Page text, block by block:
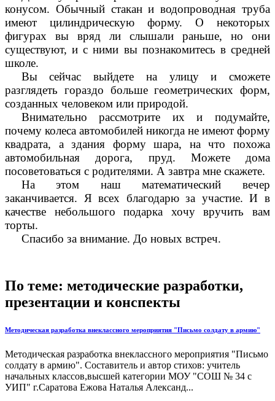
конусом. Обычный стакан и водопроводная труба
имеют цилиндрическую форму. О некоторых
фигурах вы вряд ли слышали раньше, но они
существуют, и с ними вы познакомитесь в средней
школе.
Вы сейчас выйдете на улицу и сможете
разглядеть гораздо больше геометрических форм,
созданных человеком или природой.
Внимательно рассмотрите их и подумайте,
почему колеса автомобилей никогда не имеют форму
квадрата, а здания форму шара, на что похожа
автомобильная дорога, пруд. Можете дома
посоветоваться с родителями. А завтра мне скажете.
На этом наш математический вечер
заканчивается. Я всех благодарю за участие. И в
качестве небольшого подарка хочу вручить вам
торты.
Спасибо за внимание. До новых встреч.
По теме: методические разработки,
презентации и конспекты
Методическая разработка внеклассного мероприятия "Письмо солдату в армию"
Методическая разработка внеклассного мероприятия "Письмо
солдату в армию". Составитель и автор стихов: учитель
начальных классов,высшей категории МОУ "СОШ № 34 с
УИП" г.Саратова Ежова Наталья Александ...